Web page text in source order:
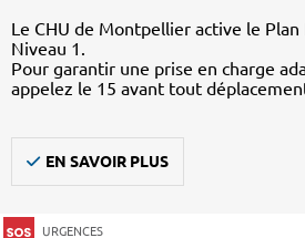
Le CHU de Montpellier active le
Niveau 1.
Pour garantir une prise en charge
appelez le 15 avant tout
EN SAVOIR PLUS
URGENCES